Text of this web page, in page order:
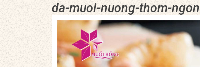
da-muoi-nuong-thom-ngon